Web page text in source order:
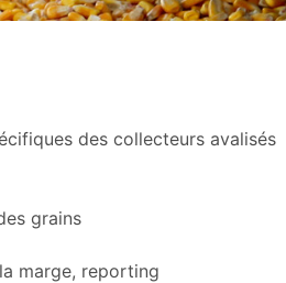
des collecteurs avalisés
grains
marge, reporting